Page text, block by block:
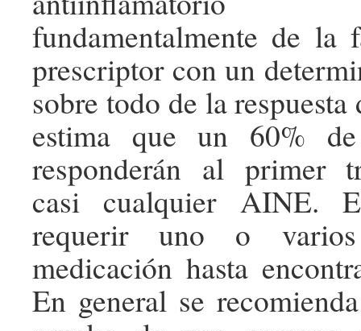
fundamentalmente de la
prescriptor con un
sobre todo de la
estima que un 60%
responderán al primer
casi cualquier AINE.
requerir uno o
medicación hasta
En general se